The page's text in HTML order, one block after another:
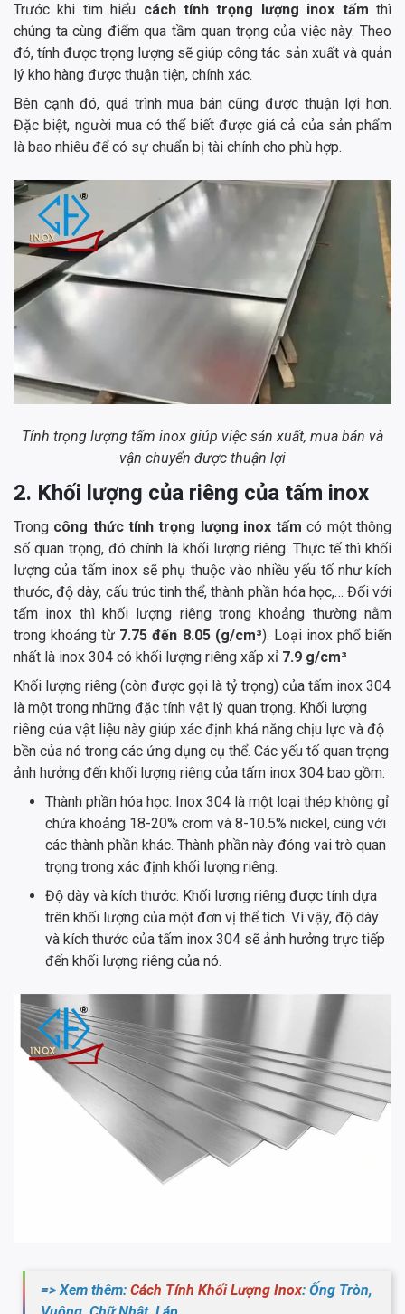
Trước khi tìm hiểu cách tính trọng lượng inox tấm thì
chúng ta cùng điểm qua tầm quan trọng của việc này. Theo
đó, tính được trọng lượng sẽ giúp công tác sản xuất và quản
lý kho hàng được thuận tiện, chính xác.
Bên cạnh đó, quá trình mua bán cũng được thuận lợi hơn.
Đặc biệt, người mua có thể biết được giá cả của sản phẩm
là bao nhiêu để có sự chuẩn bị tài chính cho phù hợp.
Tính trọng lượng tấm inox giúp việc sản xuất, mua bán và
vận chuyển được thuận lợi
2. Khối lượng của riêng của tấm inox
Trong công thức tính trọng lượng inox tấm có một thông
số quan trọng, đó chính là khối lượng riêng. Thực tế thì khối
lượng của tấm inox sẽ phụ thuộc vào nhiều yếu tố như kích
thước, độ dày, cấu trúc tinh thể, thành phần hóa học,… Đối với
tấm inox thì khối lượng riêng trong khoảng thường nằm
trong khoảng từ 7.75 đến 8.05 (g/cm³). Loại inox phổ biến
nhất là inox 304 có khối lượng riêng xấp xỉ 7.9 g/cm³
Khối lượng riêng (còn được gọi là tỷ trọng) của tấm inox 304
là một trong những đặc tính vật lý quan trọng. Khối lượng
riêng của vật liệu này giúp xác định khả năng chịu lực và độ
bền của nó trong các ứng dụng cụ thể. Các yếu tố quan trọng
ảnh hưởng đến khối lượng riêng của tấm inox 304 bao gồm:
Thành phần hóa học: Inox 304 là một loại thép không gỉ
chứa khoảng 18-20% crom và 8-10.5% nickel, cùng với
các thành phần khác. Thành phần này đóng vai trò quan
trọng trong xác định khối lượng riêng.
Độ dày và kích thước: Khối lượng riêng được tính dựa
trên khối lượng của một đơn vị thể tích. Vì vậy, độ dày
và kích thước của tấm inox 304 sẽ ảnh hưởng trực tiếp
đến khối lượng riêng của nó.
=> Xem thêm: Cách Tính Khối Lượng Inox: Ống Tròn,